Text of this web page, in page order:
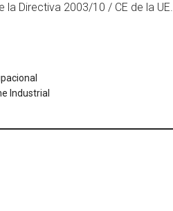
la Directiva 2003/10 / CE de la UE.
Industrial